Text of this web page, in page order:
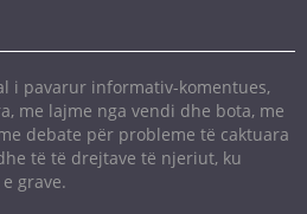
i pavarur informativ-komentues,
me lajme nga vendi dhe bota, me
debate për probleme të caktuara
të të drejtave të njeriut, ku
grave.